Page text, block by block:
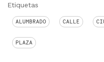
Etiquetas
ALUMBRADO CALLE
PLAZA